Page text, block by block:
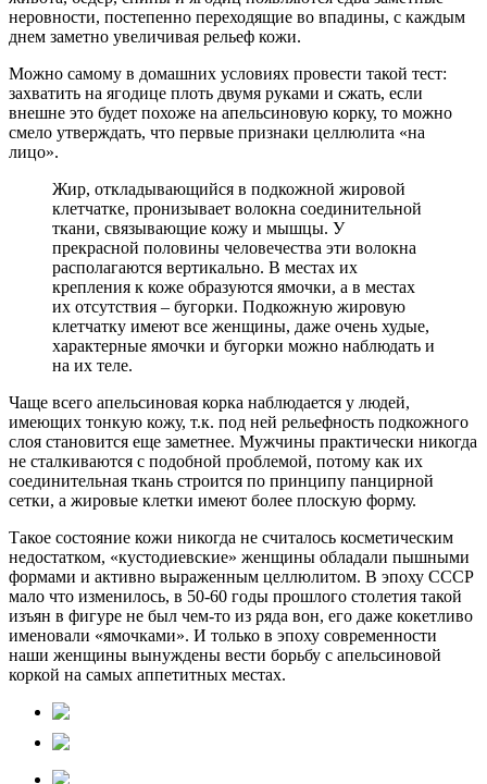
неровности, постепенно переходящие во впадины, с каждым
днем заметно увеличивая рельеф кожи.
Можно самому в домашних условиях провести такой тест:
захватить на ягодице плоть двумя руками и сжать, если
внешне это будет похоже на апельсиновую корку, то можно
смело утверждать, что первые признаки целлюлита «на
лицо».
Жир, откладывающийся в подкожной жировой
клетчатке, пронизывает волокна соединительной
ткани, связывающие кожу и мышцы. У
прекрасной половины человечества эти волокна
располагаются вертикально. В местах их
крепления к коже образуются ямочки, а в местах
их отсутствия – бугорки. Подкожную жировую
клетчатку имеют все женщины, даже очень худые,
характерные ямочки и бугорки можно наблюдать и
на их теле.
Чаще всего апельсиновая корка наблюдается у людей,
имеющих тонкую кожу, т.к. под ней рельефность подкожного
слоя становится еще заметнее. Мужчины практически никогда
не сталкиваются с подобной проблемой, потому как их
соединительная ткань строится по принципу панцирной
сетки, а жировые клетки имеют более плоскую форму.
Такое состояние кожи никогда не считалось косметическим
недостатком, «кустодиевские» женщины обладали пышными
формами и активно выраженным целлюлитом. В эпоху СССР
мало что изменилось, в 50-60 годы прошлого столетия такой
изъян в фигуре не был чем-то из ряда вон, его даже кокетливо
именовали «ямочками». И только в эпоху современности
наши женщины вынуждены вести борьбу с апельсиновой
коркой на самых аппетитных местах.